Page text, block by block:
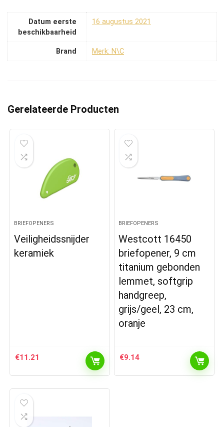
Datum eerste
beschikbaarheid
16 augustus 2021
Brand Merk: N\C
Gerelateerde Producten
BRIEFOPENERS
Veiligheidssnijder
keramiek
€11.21
BRIEFOPENERS
Westcott 16450
briefopener, 9 cm
titanium gebonden
lemmet, softgrip
handgreep,
grijs/geel, 23 cm,
oranje
€9.14